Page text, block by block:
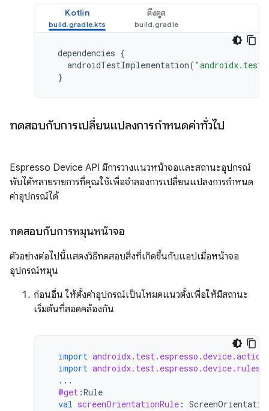
Kotlin ดึงดูด
dependencies {
androidTestImplementation(
}
ทดสอบกับการเปลี่ยนแปลงการกำหนดค่าทั่วไป
Espresso Device API มีการวางแนวหน้าจอและสถานะอุปกรณ์
พับได้หลายรายการที่คุณใช้เพื่อจำลองการเปลี่ยนแปลงการกำหนด
ค่าอุปกรณ์ได้
ทดสอบกับการหมุนหน้าจอ
ตัวอย่างต่อไปนี้แสดงวิธีทดสอบสิ่งที่เกิดขึ้นกับแอปเมื่อหน้าจอ
อุปกรณ์หมุน
ก่อนอื่น ให้ตั้งค่าอุปกรณ์เป็นโหมดแนวตั้งเพื่อให้มีสถานะ
เริ่มต้นที่สอดคล้องกัน
import
import
...
@get :Rule
val screenOrientationRule :